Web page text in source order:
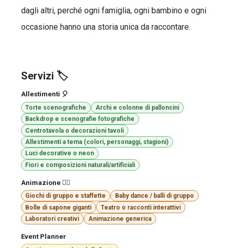
dagli altri, perché ogni famiglia, ogni bambino e ogni
occasione hanno una storia unica da raccontare.
Servizi 🏷️
Allestimenti 🎈
Torte scenografiche
Archi e colonne di palloncini
Backdrop e scenografie fotografiche
Centrotavola o decorazioni tavoli
Allestimenti a tema (colori, personaggi, stagioni)
Luci decorative o neon
Fiori e composizioni naturali/artificiali
Animazione 🤹‍♂️
Giochi di gruppo e staffette
Baby dance / balli di gruppo
Bolle di sapone giganti
Teatro o racconti interattivi
Laboratori creativi
Animazione generica
Event Planner